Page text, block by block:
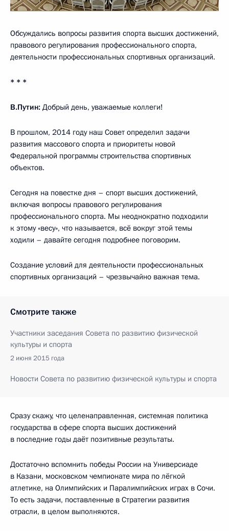
Обсуждались вопросы развития спорта высших достижений,
правового регулирования профессионального спорта,
деятельности профессиональных спортивных организаций.
* * *
В.Путин: Добрый день, уважаемые коллеги!
В прошлом, 2014 году наш Совет определил задачи
развития массового спорта и приоритеты новой
Федеральной программы строительства спортивных
объектов.
Сегодня на повестке дня – спорт высших достижений,
включая вопросы правового регулирования
профессионального спорта. Мы неоднократно подходили
к этому «весу», что называется, всё вокруг этой темы
ходили – давайте сегодня подробнее поговорим.
Создание условий для деятельности профессиональных
спортивных организаций – чрезвычайно важная тема.
Смотрите также
Участники заседания Совета по развитию физической
культуры и спорта
2 июня 2015 года
Новости Совета по развитию физической культуры и спорта
Сразу скажу, что целенаправленная, системная политика
государства в сфере спорта высших достижений
в последние годы даёт позитивные результаты.
Достаточно вспомнить победы России на Универсиаде
в Казани, московском чемпионате мира по лёгкой
атлетике, на Олимпийских и Паралимпийских играх в Сочи.
То есть задачи, поставленные в Стратегии развития
отрасли, в целом выполняются.